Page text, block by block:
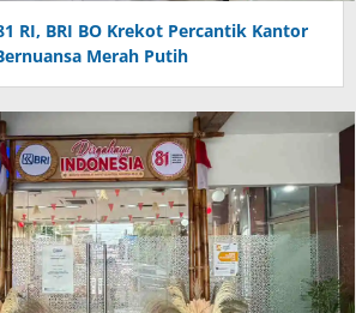
RI, BRI BO Krekot Percantik Kantor
Merah Putih